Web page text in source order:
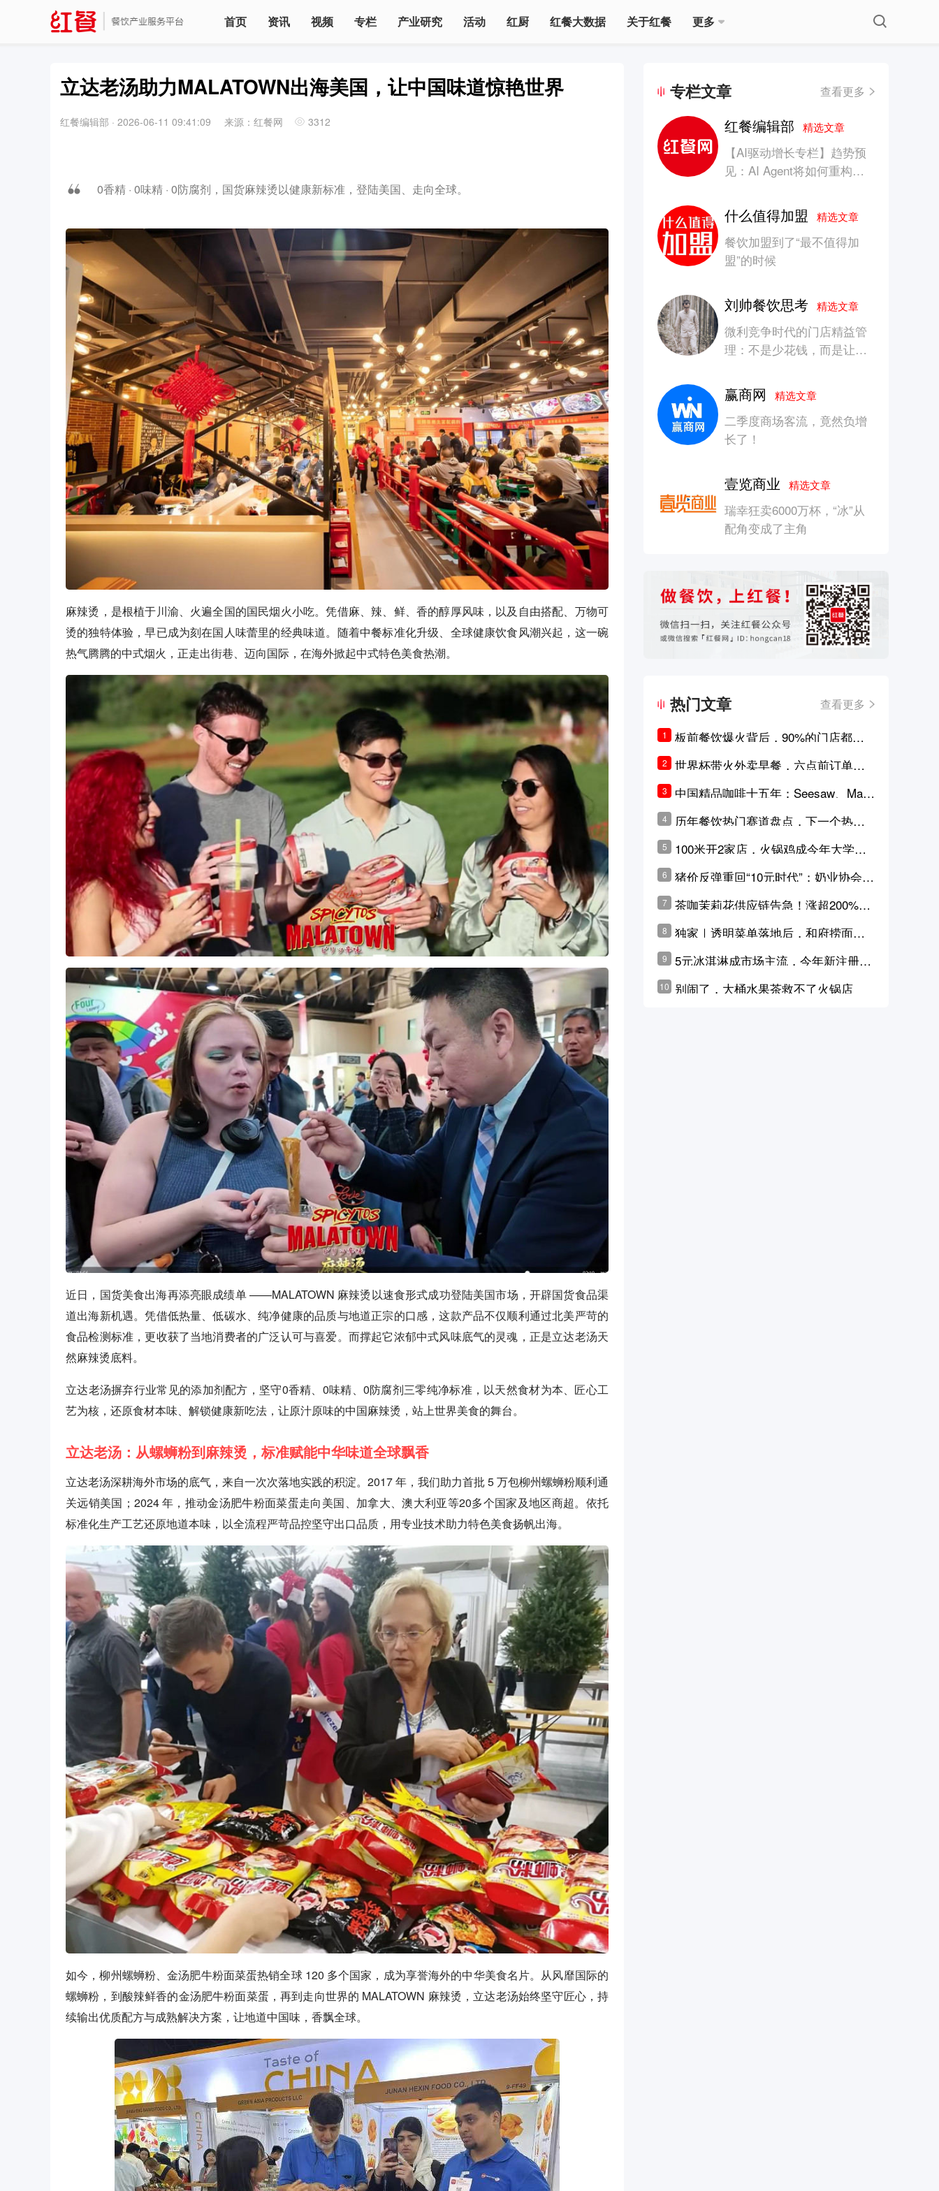
首页 资讯 视频 专栏 产业研究 活动 红厨 红餐大数据 关于红餐 更多
立达老汤助力MALATOWN出海美国，让中国味道惊艳世界
红餐编辑部 · 2026-06-11 09:41:09 来源：红餐网 3312
0香精 · 0味精 · 0防腐剂，国货麻辣烫以健康新标准，登陆美国、走向全球。
麻辣烫，是根植于川渝、火遍全国的国民烟火小吃。凭借麻、辣、鲜、香的醇厚风味，以及自由搭配、万物可
烫的独特体验，早已成为刻在国人味蕾里的经典味道。随着中餐标准化升级、全球健康饮食风潮兴起，这一碗
热气腾腾的中式烟火，正走出街巷、迈向国际，在海外掀起中式特色美食热潮。
近日，国货美食出海再添亮眼成绩单 ——MALATOWN 麻辣烫以速食形式成功登陆美国市场，开辟国货食品渠
道出海新机遇。凭借低热量、低碳水、纯净健康的品质与地道正宗的口感，这款产品不仅顺利通过北美严苛的
食品检测标准，更收获了当地消费者的广泛认可与喜爱。而撑起它浓郁中式风味底气的灵魂，正是立达老汤天
然麻辣烫底料。
立达老汤摒弃行业常见的添加剂配方，坚守0香精、0味精、0防腐剂三零纯净标准，以天然食材为本、匠心工
艺为核，还原食材本味、解锁健康新吃法，让原汁原味的中国麻辣烫，站上世界美食的舞台。
立达老汤：从螺蛳粉到麻辣烫，标准赋能中华味道全球飘香
立达老汤深耕海外市场的底气，来自一次次落地实践的积淀。2017 年，我们助力首批 5 万包柳州螺蛳粉顺利通
关远销美国；2024 年，推动金汤肥牛粉面菜蛋走向美国、加拿大、澳大利亚等20多个国家及地区商超。依托
标准化生产工艺还原地道本味，以全流程严苛品控坚守出口品质，用专业技术助力特色美食扬帆出海。
如今，柳州螺蛳粉、金汤肥牛粉面菜蛋热销全球 120 多个国家，成为享誉海外的中华美食名片。从风靡国际的
螺蛳粉，到酸辣鲜香的金汤肥牛粉面菜蛋，再到走向世界的 MALATOWN 麻辣烫，立达老汤始终坚守匠心，持
续输出优质配方与成熟解决方案，让地道中国味，香飘全球。
专栏文章 查看更多
红餐编辑部精选文章
【AI驱动增长专栏】趋势预
见：AI Agent将如何重构消
什么值得加盟精选文章
餐饮加盟到了“最不值得加
盟”的时候
刘帅餐饮思考精选文章
微利竞争时代的门店精益管
理：不是少花钱，而是让每
赢商网精选文章
二季度商场客流，竟然负增
长了！
壹览商业精选文章
瑞幸狂卖6000万杯，“冰”从
配角变成了主角
热门文章 查看更多
1
板前餐饮爆火背后，90%的门店都只
是徒有其表的刻意作秀？
2
世界杯带火外卖早餐，六点前订单大
3
中国精品咖啡十五年：Seesaw、Man
ner、M Stand为何结出了不同的果
实？
4
历年餐饮热门赛道盘点，下一个热门
5
100米开2家店，火锅鸡成今年大学城
6
猪价反弹重回“10元时代”；奶业协会称
原奶价格现回暖迹象
7
茶咖茉莉花供应链告急！涨超200%，
横州花价冲破50元一斤
8
独家｜透明菜单落地后，和府捞面李
学林公布未来10年计划
9
5元冰淇淋成市场主流，今年新注册相
10 别闹了，大桶水果茶救不了火锅店